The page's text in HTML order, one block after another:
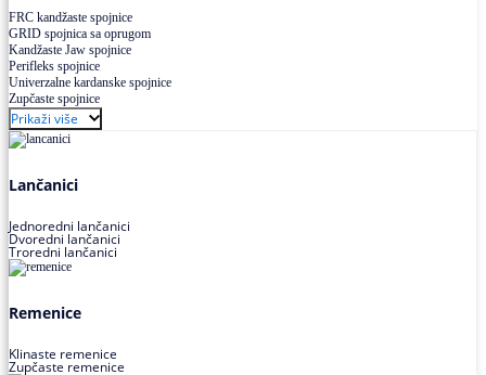
FRC kandžaste spojnice
GRID spojnica sa oprugom
Kandžaste Jaw spojnice
Perifleks spojnice
Univerzalne kardanske spojnice
Zupčaste spojnice
Prikaži više
Lančanici
Jednoredni lančanici
Dvoredni lančanici
Troredni lančanici
Remenice
Klinaste remenice
Zupčaste remenice